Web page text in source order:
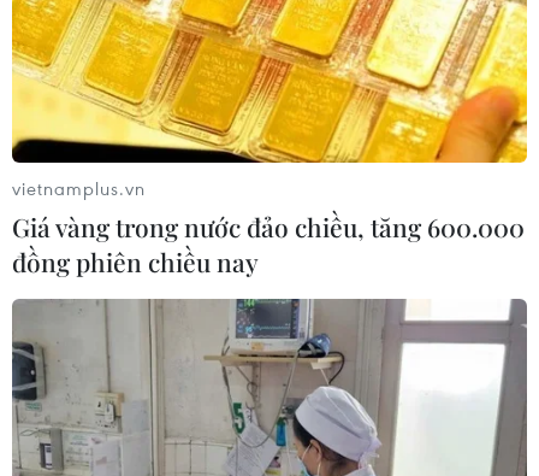
Xe khách lao xuống hố sâu bên đường, 18 hành
khách thoát nạn
Cần xử lý dứt điểm việc tập kết gỗ ở hành lang
an toàn giao thông Quốc lộ 22B
TIN LIÊN QUAN
vietnamplus.vn
Giá vàng trong nước đảo chiều, tăng 600.000
đồng phiên chiều nay